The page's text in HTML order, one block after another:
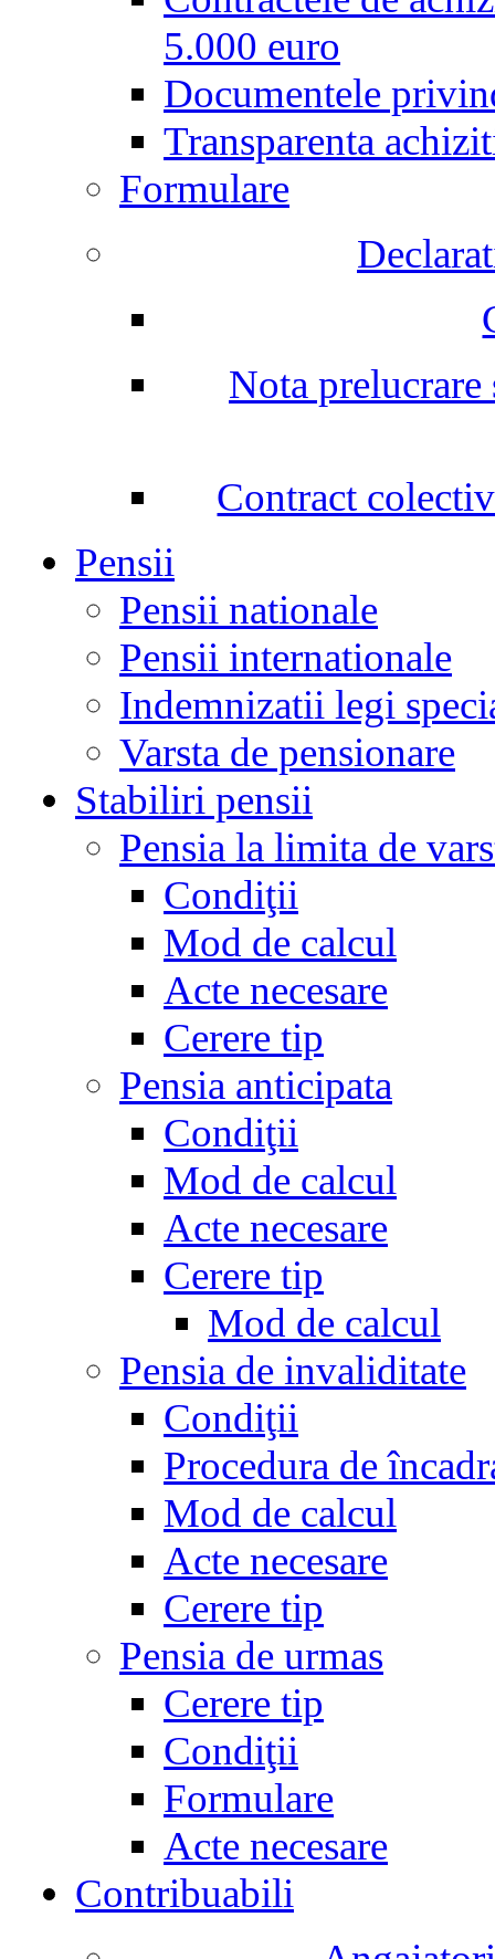
5.000 euro
Documentele
Transparenta
Formulare
Nota prelucrare
Contract
Pensii
Pensii nationale
Pensii internationale
Indemnizatii legi
Varsta de pensionare
Stabiliri pensii
Pensia la limita de
Condiţii
Mod de calcul
Acte necesare
Cerere tip
Pensia anticipata
Condiţii
Mod de calcul
Acte necesare
Cerere tip
Mod de calcul
Pensia de invaliditate
Condiţii
Procedura de
Mod de calcul
Acte necesare
Cerere tip
Pensia de urmas
Cerere tip
Condiţii
Formulare
Acte necesare
Contribuabili